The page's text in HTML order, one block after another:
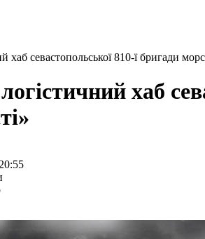
севастопольської 810-ї бригади
хаб